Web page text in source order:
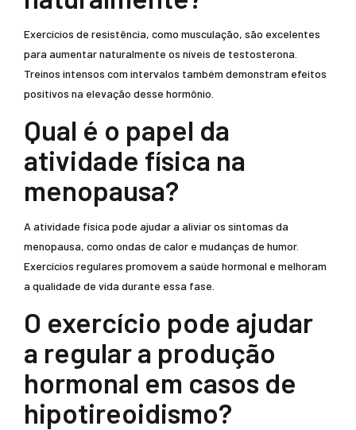
Exercícios de resistência, como musculação, são excelentes
para aumentar naturalmente os níveis de testosterona.
Treinos intensos com intervalos também demonstram efeitos
positivos na elevação desse hormônio.
Qual é o papel da
atividade física na
menopausa?
A atividade física pode ajudar a aliviar os sintomas da
menopausa, como ondas de calor e mudanças de humor.
Exercícios regulares promovem a saúde hormonal e melhoram
a qualidade de vida durante essa fase.
O exercício pode ajudar
a regular a produção
hormonal em casos de
hipotireoidismo?